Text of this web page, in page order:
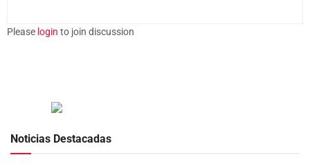
Please login to join discussion
Noticias Destacadas